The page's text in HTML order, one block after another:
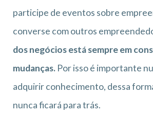
participe de eventos sobre
converse com outros
dos negócios está sempre em
mudanças. Por isso é importante
adquirir conhecimento, dessa
nunca ficará para trás.